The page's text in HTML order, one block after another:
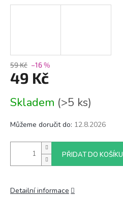
59 Kč –16 %
49 Kč
cena:
Skladem (>5 ks)
Můžeme doručit do: 12.8.2026
PŘIDAT DO KOŠÍKU
Detailní informace